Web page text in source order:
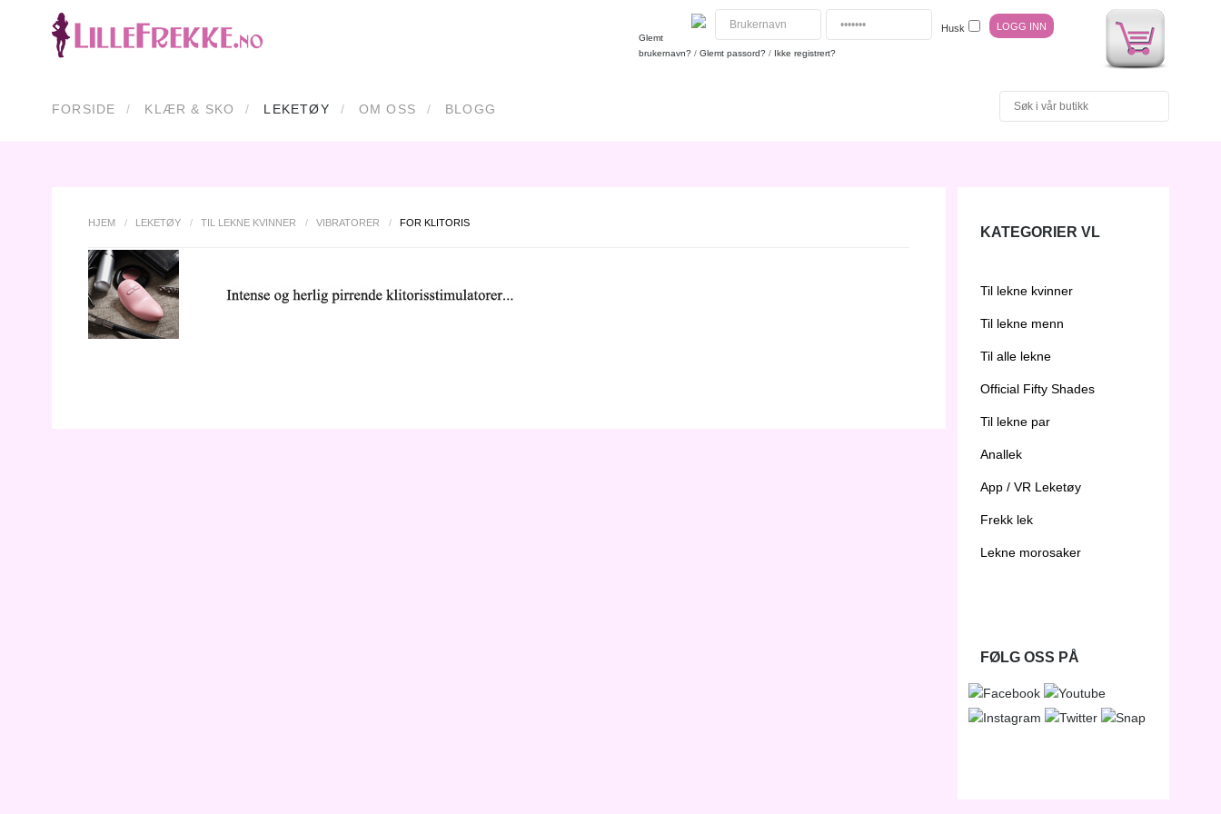
Husk
Glemt
brukernavn? / Glemt passord? / Ikke registrert?
FORSIDE KLÆR & SKO LEKETØY OM OSS BLOGG
HJEM / LEKETØY / TIL LEKNE KVINNER / VIBRATORER / FOR KLITORIS
KATEGORIER VL
Til lekne kvinner
Til lekne menn
Til alle lekne
Official Fifty Shades
Til lekne par
Anallek
App / VR Leketøy
Frekk lek
Lekne morosaker
FØLG OSS PÅ